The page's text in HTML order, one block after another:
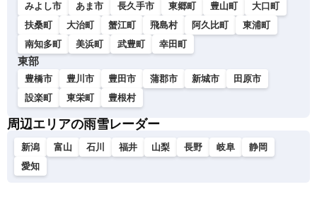
みよし市
あま市 長久手市 東郷町 豊山町
大口町
扶桑町
大治町 蟹江町 飛島村 阿久比町
東浦町
南知多町
美浜町 武豊町 幸田町
東部
豊橋市 豊川市 豊田市 蒲郡市 新城市
田原市
設楽町
東栄町 豊根村
周辺エリアの雨雪レーダー
新潟 富山 石川 福井 山梨 長野 岐阜
静岡
愛知